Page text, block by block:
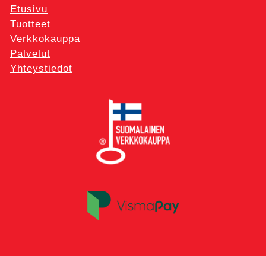
Etusivu
Tuotteet
Verkkokauppa
Palvelut
Yhteystiedot